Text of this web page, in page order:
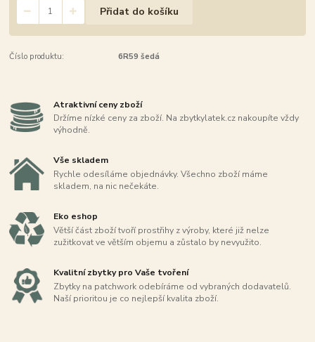
Přidat do košíku
Číslo produktu: 6R59 šedá
Atraktivní ceny zboží
Držíme nízké ceny za zboží. Na zbytkylatek.cz nakoupíte vždy
výhodně.
Vše skladem
Rychle odesíláme objednávky. Všechno zboží máme
skladem, na nic nečekáte.
Eko eshop
Větší část zboží tvoří prostřihy z výroby, které již nelze
zužitkovat ve větším objemu a zůstalo by nevyužito.
Kvalitní zbytky pro Vaše tvoření
Zbytky na patchwork odebíráme od vybraných dodavatelů.
Naší prioritou je co nejlepší kvalita zboží.